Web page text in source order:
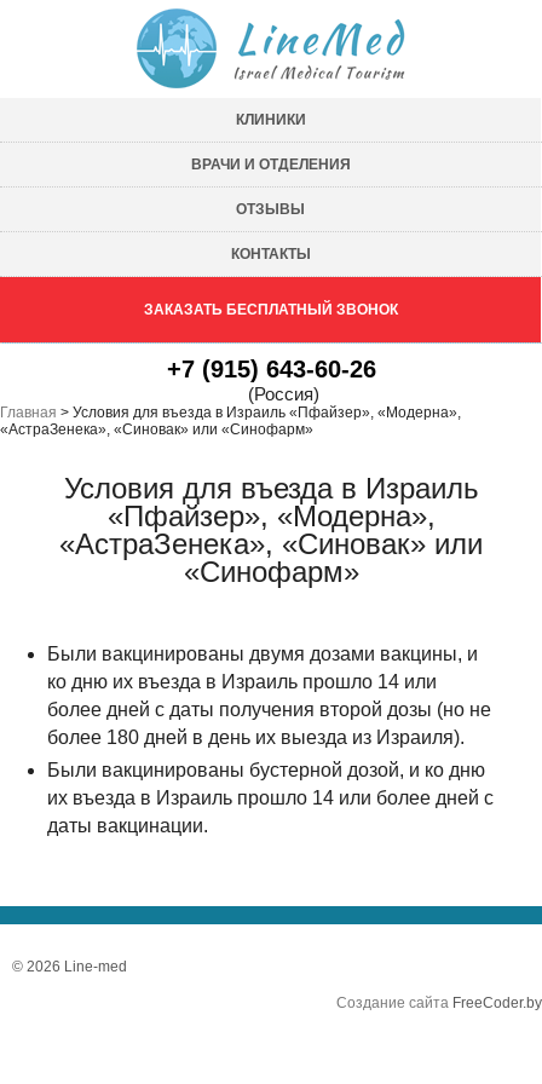
КЛИНИКИ
ВРАЧИ И ОТДЕЛЕНИЯ
ОТЗЫВЫ
КОНТАКТЫ
ЗАКАЗАТЬ БЕСПЛАТНЫЙ ЗВОНОК
+7 (915) 643-60-26
(Россия)
Главная > Условия для въезда в Израиль «Пфайзер», «Модерна»,
«АстраЗенека», «Синовак» или «Синофарм»
Условия для въезда в Израиль
«Пфайзер», «Модерна»,
«АстраЗенека», «Синовак» или
«Синофарм»
Были вакцинированы двумя дозами вакцины, и
ко дню их въезда в Израиль прошло 14 или
более дней с даты получения второй дозы (но не
более 180 дней в день их выезда из Израиля).
Были вакцинированы бустерной дозой, и ко дню
их въезда в Израиль прошло 14 или более дней с
даты вакцинации.
© 2026 Line-med
Создание сайта FreeCoder.by